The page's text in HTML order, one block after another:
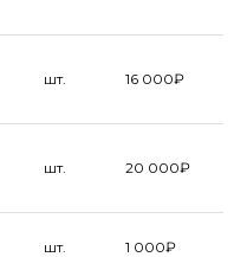
шт. 16 000₽
шт. 20 000₽
шт. 1 000₽